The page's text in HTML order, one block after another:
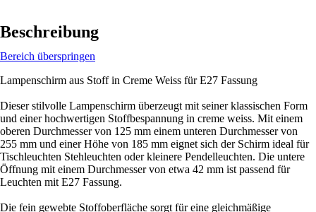
Beschreibung
Bereich überspringen
Lampenschirm aus Stoff in Creme Weiss für E27 Fassung
Dieser stilvolle Lampenschirm überzeugt mit seiner klassischen Form
und einer hochwertigen Stoffbespannung in creme weiss. Mit einem
oberen Durchmesser von 125 mm einem unteren Durchmesser von
255 mm und einer Höhe von 185 mm eignet sich der Schirm ideal für
Tischleuchten Stehleuchten oder kleinere Pendelleuchten. Die untere
Öffnung mit einem Durchmesser von etwa 42 mm ist passend für
Leuchten mit E27 Fassung.
Die fein gewebte Stoffoberfläche sorgt für eine gleichmäßige